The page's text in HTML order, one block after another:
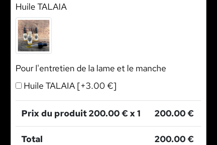
Huile TALAIA
Pour l'entretien de la lame et le manche
Huile TALAIA [+3.00 €]
Prix du produit200.00€ x 1 200.00€
Total 200.00€